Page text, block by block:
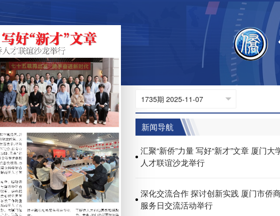
新闻导航
汇聚“新侨”力量 写好“新才”文章 厦门大学2025新侨
人才联谊沙龙举行
深化交流合作 探讨创新实践 厦门市侨商会为会员
服务日交流活动举行